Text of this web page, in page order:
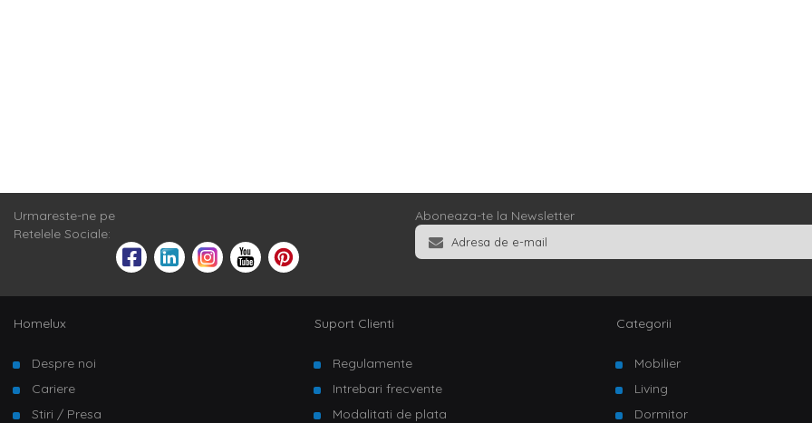
Urmareste-ne pe
Retelele Sociale:
Aboneaza-te la Newsletter
Homelux
Despre noi
Cariere
Stiri / Presa
Suport Clienti
Regulamente
Intrebari frecvente
Modalitati de plata
Categorii
Mobilier
Living
Dormitor